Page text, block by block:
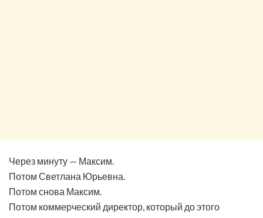
Через минуту — Максим.
Потом Светлана Юрьевна.
Потом снова Максим.
Потом коммерческий директор, который до этого